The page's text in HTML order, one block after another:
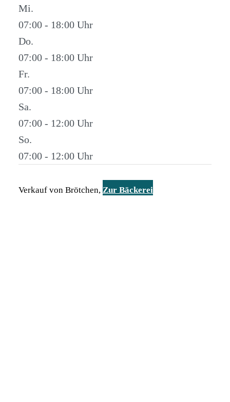
Mi.
07:00 - 18:00
Do.
07:00 - 18:00
Fr.
07:00 - 18:00
Sa.
07:00 - 12:00
So.
07:00 - 12:00
Verkauf von Brötchen, Zur Bäckerei